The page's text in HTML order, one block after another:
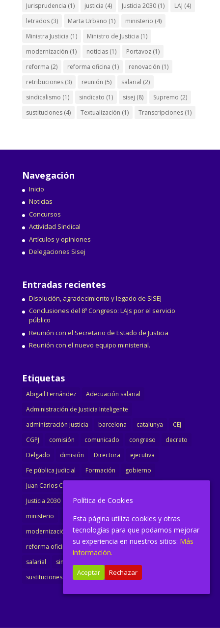
Jurisprudencia (1) justicia (4) Justicia 2030(1) LAJ (4)
letrados(3) Marta Urbano (1) ministerio (4)
Ministra Justicia (1) Ministro de Justicia (1)
modernización (1) noticias(1) Portavoz(1)
reforma (2) reforma oficina (1) renovación (1)
retribuciones(3) reunión (5) salarial (2)
sindicalismo (1) sindicato (1) sisej (8) Supremo (2)
sustituciones(4) Textualización (1) Transcripciones(1)
Navegación
Inicio
Noticias
Concursos
Actividad Sindical
Artículos y opiniones
Delegaciones Sisej
Entradas recientes
Disolución, agradecimiento y legado de SISEJ
Conclusiones del 8º Congreso: LAJs por el servicio
público
Reunión con el Secretario de Estado de Justicia
Reunión con el nuevo equipo ministerial.
Etiquetas
Abigail Fernández
Adecuación salarial
Administración de Justicia Inteligente
administración justicia
barcelona catalunya
CEJ
CGPJ
comisión comunicado congreso
decreto
Delgado
dimisión Directora
ejecutiva
Fe pública judicial
Formación
gobierno
Juan Carlos Campo
Justicia 2030
LAJ letrados
Marta Urbano
ministerio
Ministra Justicia
Ministro de Justicia
modernización
noticias Portavoz
reforma
reforma oficina
renovación retribuciones
reunión
salarial
sindicalismo
sustituciones
Textualización Transcripciones
Política de Cookies
Esta página utiliza cookies y otras
tecnologías para que podamos mejorar
su experiencia en nuestros sitios: Más
información.
Aceptar Rechazar